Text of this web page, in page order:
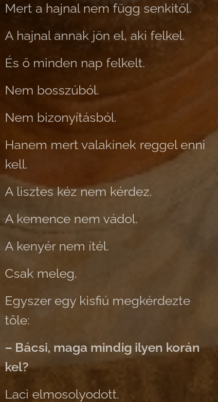
Mert a hajnal nem függ senkitől.
A hajnal annak jön el, aki felkel.
És ő minden nap felkelt.
Nem bosszúból.
Nem bizonyításból.
Hanem mert valakinek reggel enni
kell.
A lisztes kéz nem kérdez.
A kemence nem vádol.
A kenyér nem ítél.
Csak meleg.
Egyszer egy kisfiú megkérdezte
tőle:
– Bácsi, maga mindig ilyen korán
kel?
Laci elmosolyodott.